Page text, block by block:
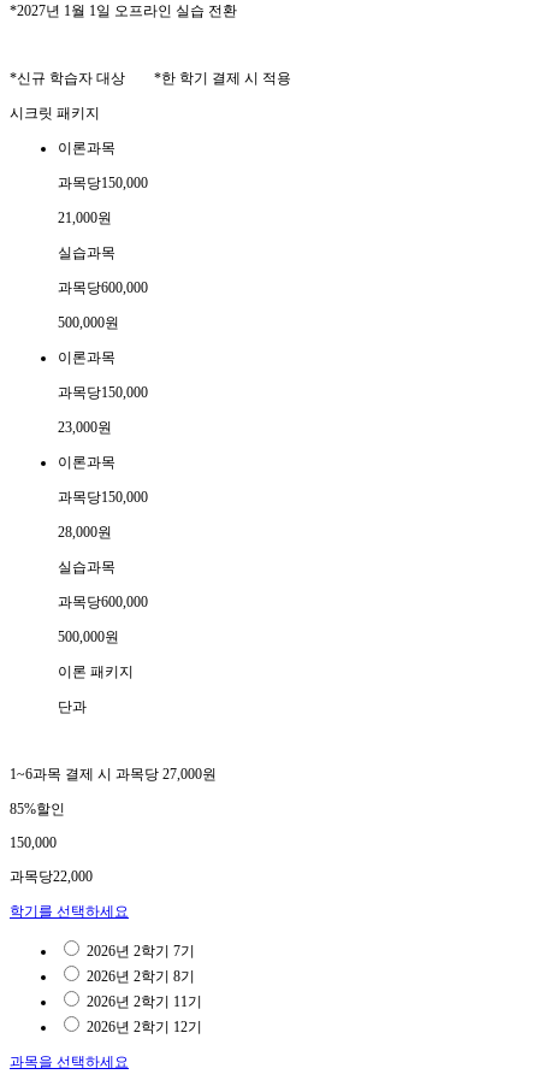
*2027년 1월 1일 오프라인 실습 전환
*신규 학습자 대상 *한 학기 결제 시 적용
시크릿 패키지
이론과목
과목당150,000
21,000원
실습과목
과목당600,000
500,000원
이론과목
과목당150,000
23,000원
이론과목
과목당150,000
28,000원
실습과목
과목당600,000
500,000원
이론 패키지
단과
1~6과목 결제 시 과목당 27,000원
85%할인
150,000
과목당22,000
학기를 선택하세요
2026년 2학기 7기
2026년 2학기 8기
2026년 2학기 11기
2026년 2학기 12기
과목을 선택하세요